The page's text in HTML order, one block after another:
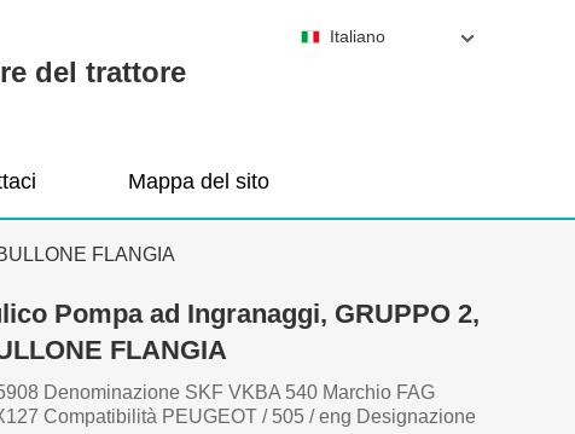
del trattore
Mappa del sito
Italiano
FLANGIA
Pompa ad Ingranaggi, GRUPPO 2,
FLANGIA
Denominazione SKF VKBA 540 Marchio FAG
Compatibilità PEUGEOT / 505 / eng Designazione